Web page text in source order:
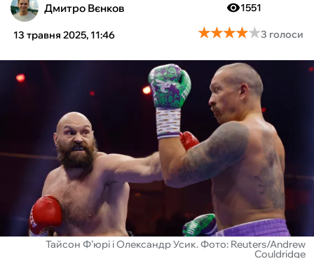
ТЕНІС
КІБЕРСПОРТ
ФУТЗАЛ
БУКМЕКЕРИ
Дмитро Вєнков
13 травня 2025, 11:46
1551
★★★★★
★★★★★3 голоси
Тайсон Ф’юрі і Олександр Усик. Фото: Reuters/Andrew
Couldridge